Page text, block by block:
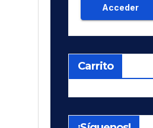
Carrito